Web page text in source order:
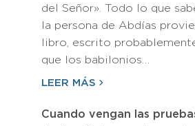
del Señor». Todo lo que
la persona de Abdías
libro, escrito
que los babilonios…
LEER MÁS
Cuando vengan las